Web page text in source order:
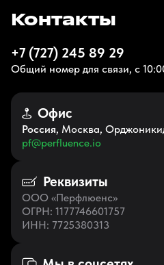
Контакты
+7 (727) 245 89 29
Общий номер для связи, с
Офис
Россия, Москва,
pf@perfluence.io
Реквизиты
ООО «Перфлюенс»
ОГРН: 1177746601757
ИНН: 7725380313